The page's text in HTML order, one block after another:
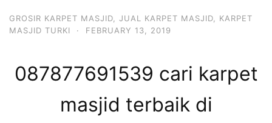
GROSIR KARPET MASJID JUAL KARPET MASJID
KARPET
MASJID TURKI
· FEBRUARY 13, 2019
087877691539 cari karpet
masjid terbaik di